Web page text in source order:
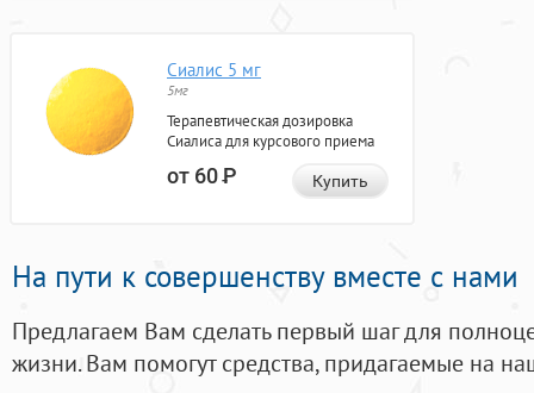
Сиалис 5 мг
5мг
Терапевтическая дозировка
Сиалиса для курсового приема
от 60Р Купить
На пути к совершенству вместе с нами
Предлагаем Вам сделать первый шаг для
жизни. Вам помогут средства, придагаемые на